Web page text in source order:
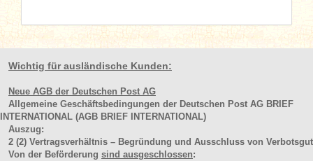
Wichtig für ausländische Kunden:
Neue AGB der Deutschen Post AG
Allgemeine Geschäftsbedingungen der Deutschen Post AG BRIEF
INTERNATIONAL (AGB BRIEF INTERNATIONAL)
Auszug:
2 (2) Vertragsverhältnis – Begründung und Ausschluss von Verbotsgut
Von der Beförderung sind ausgeschlossen: